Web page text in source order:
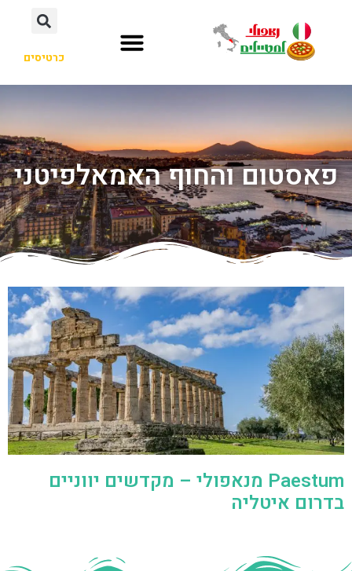
כרטיסים
פאסטום והחוף האמאלפיטני
Paestum מנאפולי – מקדשים יווניים
בדרום איטליה